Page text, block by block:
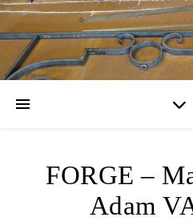
FORGE –
Adam